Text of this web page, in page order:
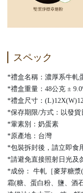
スペック
*禮盒名稱：濃厚系牛軋
*禮盒重量：48公克 ±
*禮盒尺寸：
*保存期限/方式：以發貨
*葷素別：奶蛋素
*原產地：台灣
*包裝拆封後，請立即食
*請避免直接照射日光及
*成份： 牛軋［麥芽糖
霜(糖、蛋白粉、鹽、酒